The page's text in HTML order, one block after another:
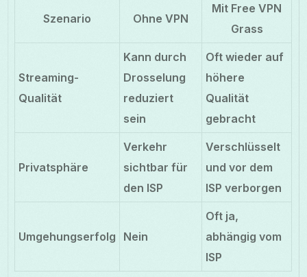
Szenario Ohne VPN
Mit Free VPN
Grass
Streaming-
Qualität
Kann durch
Drosselung
reduziert
sein
Oft wieder auf
höhere
Qualität
gebracht
Privatsphäre
Verkehr
sichtbar für
den ISP
Verschlüsselt
und vor dem
ISP verborgen
Umgehungserfolg Nein
Oft ja,
abhängig vom
ISP